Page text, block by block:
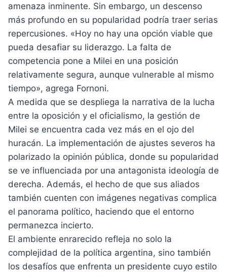
amenaza inminente. Sin embargo, un descenso
más profundo en su popularidad podría traer serias
repercusiones. «Hoy no hay una opción viable que
pueda desafiar su liderazgo. La falta de
competencia pone a Milei en una posición
relativamente segura, aunque vulnerable al mismo
tiempo», agrega Fornoni.
A medida que se despliega la narrativa de la lucha
entre la oposición y el oficialismo, la gestión de
Milei se encuentra cada vez más en el ojo del
huracán. La implementación de ajustes severos ha
polarizado la opinión pública, donde su popularidad
se ve influenciada por una antagonista ideología de
derecha. Además, el hecho de que sus aliados
también cuenten con imágenes negativas complica
el panorama político, haciendo que el entorno
permanezca incierto.
El ambiente enrarecido refleja no solo la
complejidad de la política argentina, sino también
los desafíos que enfrenta un presidente cuyo estilo